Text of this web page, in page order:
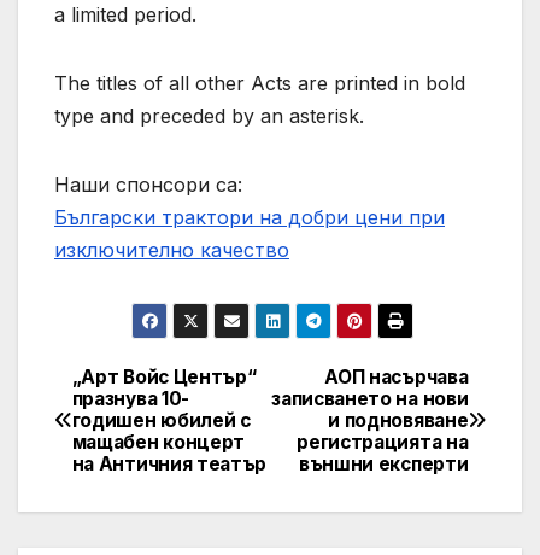
a limited period.
The titles of all other Acts are printed in bold
type and preceded by an asterisk.
Наши спонсори са:
Български трактори на добри цени при
изключително качество
Post
navigation
АОП насърчава
записването на нови
и подновяване
регистрацията на
външни експерти
„Арт Войс Център“
празнува 10-
годишен юбилей с
мащабен концерт
на Античния театър